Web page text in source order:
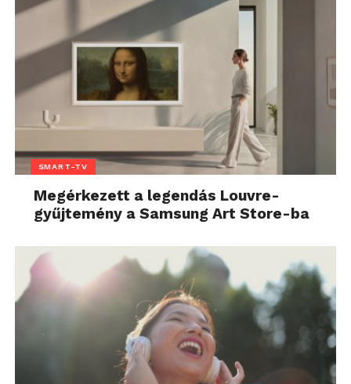
SMART-TV
Megérkezett a legendás Louvre-
gyűjtemény a Samsung Art Store-ba